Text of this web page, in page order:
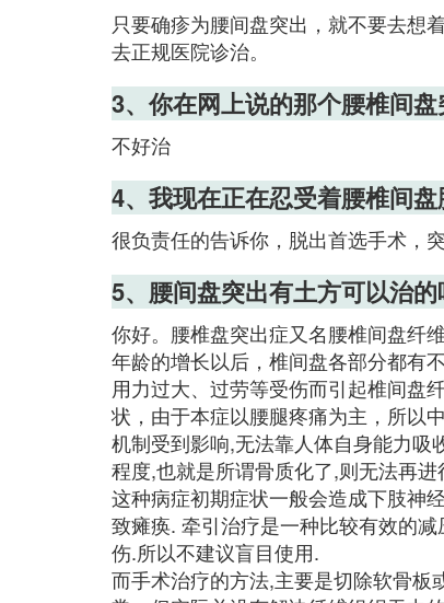
只要确疹为腰间盘突出，就不要去想
去正规医院诊治。
3、你在网上说的那个腰椎间
不好治
4、我现在正在忍受着腰椎间
很负责任的告诉你，脱出首选手术，
5、腰间盘突出有土方可以治的
你好。腰椎盘突出症又名腰椎间盘纤
年龄的增长以后，椎间盘各部分都有
用力过大、过劳等受伤而引起椎间盘
状，由于本症以腰腿疼痛为主，所以
机制受到影响,无法靠人体自身能力吸
程度,也就是所谓骨质化了,则无法再进
这种病症初期症状一般会造成下肢神
致瘫痪. 牵引治疗是一种比较有效的
伤.所以不建议盲目使用.
而手术治疗的方法,主要是切除软骨